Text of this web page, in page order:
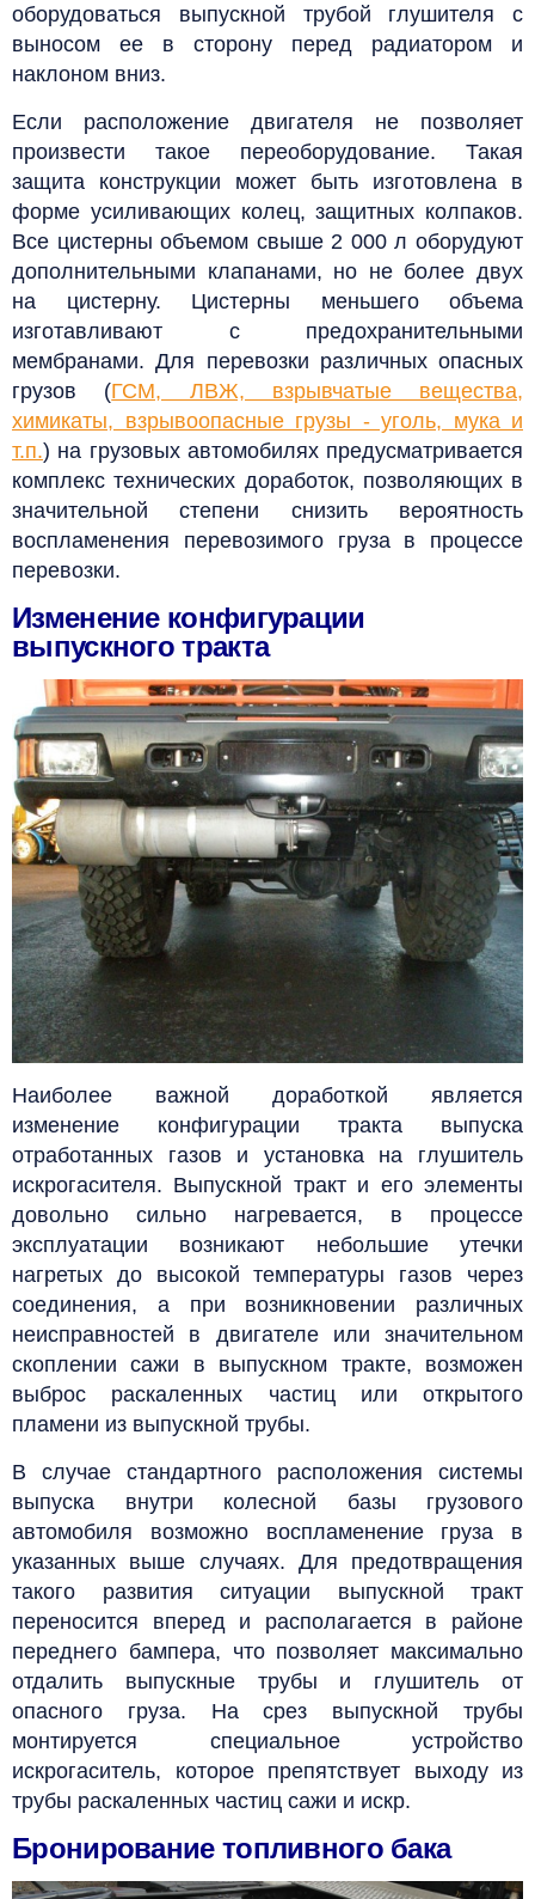
оборудоваться выпускной трубой глушителя с
выносом ее в сторону перед радиатором и
наклоном вниз.
Если расположение двигателя не позволяет
произвести такое переоборудование. Такая
защита конструкции может быть изготовлена в
форме усиливающих колец, защитных колпаков.
Все цистерны объемом свыше 2 000 л оборудуют
дополнительными клапанами, но не более двух
на цистерну. Цистерны меньшего объема
изготавливают с предохранительными
мембранами.Для перевозки различных опасных
грузов (ГСМ, ЛВЖ, взрывчатые вещества,
химикаты, взрывоопасные грузы - уголь, мука и
т.п.) на грузовых автомобилях предусматривается
комплекс технических доработок, позволяющих в
значительной степени снизить вероятность
воспламенения перевозимого груза в процессе
перевозки.
Изменение конфигурации
выпускного тракта
Наиболее важной доработкой является
изменение конфигурации тракта выпуска
отработанных газов и установка на глушитель
искрогасителя. Выпускной тракт и его элементы
довольно сильно нагревается, в процессе
эксплуатации возникают небольшие утечки
нагретых до высокой температуры газов через
соединения, а при возникновении различных
неисправностей в двигателе или значительном
скоплении сажи в выпускном тракте, возможен
выброс раскаленных частиц или открытого
пламени из выпускной трубы.
В случае стандартного расположения системы
выпуска внутри колесной базы грузового
автомобиля возможно воспламенение груза в
указанных выше случаях. Для предотвращения
такого развития ситуации выпускной тракт
переносится вперед и располагается в районе
переднего бампера, что позволяет максимально
отдалить выпускные трубы и глушитель от
опасного груза. На срез выпускной трубы
монтируется специальное устройство
искрогаситель, которое препятствует выходу из
трубы раскаленных частиц сажи и искр.
Бронирование топливного бака